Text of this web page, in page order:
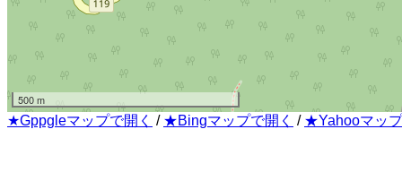
500 m
★Gppgleマップで開く / ★Bingマップで開く / ★Yahooマッ